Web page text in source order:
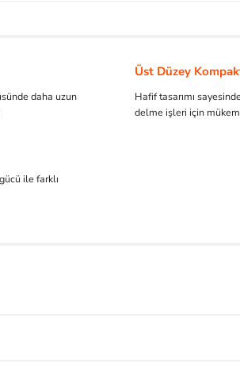
daha uzun
Üst Düzey
Hafif tasarımı
delme işleri için
ile farklı